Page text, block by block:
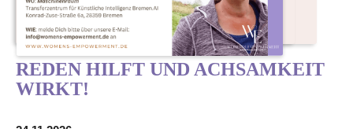
REDEN HILFT UND ACHSAMKEIT
WIRKT!